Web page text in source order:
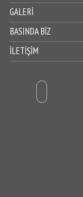
GALERİ
BASINDA BİZ
İLETİŞİM
Ispartakule
✨
295
İçindekiler
Ispartakule
Ispartakule Gömme
Ispartakule gömme
tamir işlemleri ile
karşılaşırsanız veya
Ispartakule tesisatçı
Unutmayın, erken